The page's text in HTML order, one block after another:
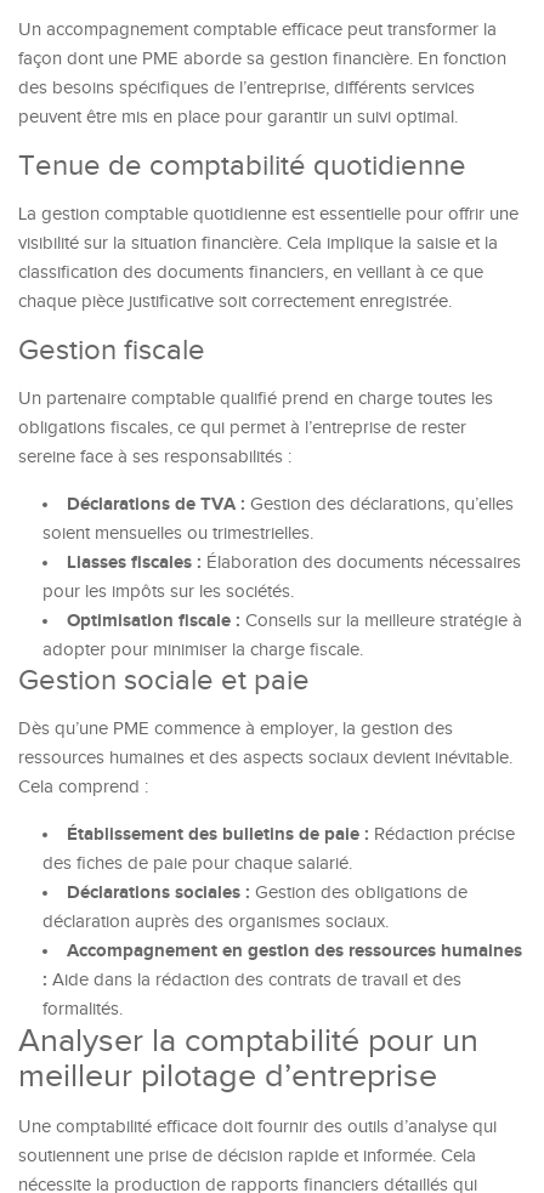
Un accompagnement comptable efficace peut transformer la
façon dont une PME aborde sa gestion financière. En fonction
des besoins spécifiques de l’entreprise, différents services
peuvent être mis en place pour garantir un suivi optimal.
Tenue de comptabilité quotidienne
La gestion comptable quotidienne est essentielle pour offrir une
visibilité sur la situation financière. Cela implique la saisie et la
classification des documents financiers, en veillant à ce que
chaque pièce justificative soit correctement enregistrée.
Gestion fiscale
Un partenaire comptable qualifié prend en charge toutes les
obligations fiscales, ce qui permet à l’entreprise de rester
sereine face à ses responsabilités :
Déclarations de TVA : Gestion des déclarations, qu’elles
soient mensuelles ou trimestrielles.
Liasses fiscales : Élaboration des documents nécessaires
pour les impôts sur les sociétés.
Optimisation fiscale : Conseils sur la meilleure stratégie à
adopter pour minimiser la charge fiscale.
Gestion sociale et paie
Dès qu’une PME commence à employer, la gestion des
ressources humaines et des aspects sociaux devient inévitable.
Cela comprend :
Établissement des bulletins de paie : Rédaction précise
des fiches de paie pour chaque salarié.
Déclarations sociales : Gestion des obligations de
déclaration auprès des organismes sociaux.
Accompagnement en gestion des ressources humaines
: Aide dans la rédaction des contrats de travail et des
formalités.
Analyser la comptabilité pour un
meilleur pilotage d’entreprise
Une comptabilité efficace doit fournir des outils d’analyse qui
soutiennent une prise de décision rapide et informée. Cela
nécessite la production de rapports financiers détaillés qui